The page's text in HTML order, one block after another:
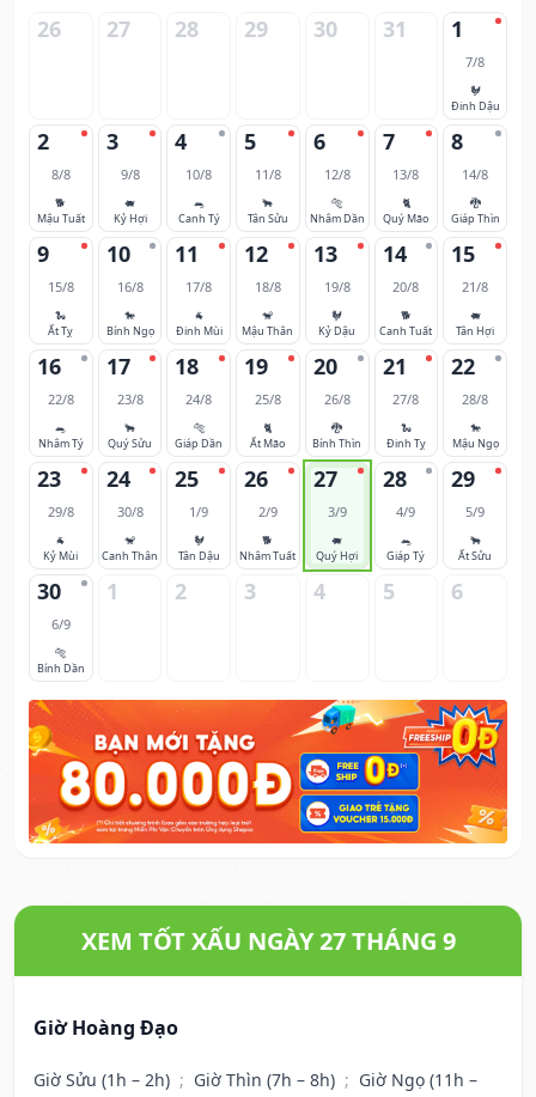
26 27 28 29 30 31 1
7/8
🐓
Đinh Dậu
2
8/8
🐕
Mậu Tuất
3
9/8
🐖
Kỷ Hợi
4
10/8
🐀
Canh Tý
5
11/8
🐂
Tân Sửu
6
12/8
🐅
Nhâm Dần
7
13/8
🐈
Quý Mão
8
14/8
🐉
Giáp Thìn
9
15/8
🐍
Ất Tỵ
10
16/8
🐎
Bính Ngọ
11
17/8
🐐
Đinh Mùi
12
18/8
🐒
Mậu Thân
13
19/8
🐓
Kỷ Dậu
14
20/8
🐕
Canh Tuất
15
21/8
🐖
Tân Hợi
16
22/8
🐀
Nhâm Tý
17
23/8
🐂
Quý Sửu
18
24/8
🐅
Giáp Dần
19
25/8
🐈
Ất Mão
20
26/8
🐉
Bính Thìn
21
27/8
🐍
Đinh Tỵ
22
28/8
🐎
Mậu Ngọ
23
29/8
🐐
Kỷ Mùi
24
30/8
🐒
Canh Thân
25
1/9
🐓
Tân Dậu
26
2/9
🐕
Nhâm Tuất
27
3/9
🐖
Quý Hợi
28
4/9
🐀
Giáp Tý
29
5/9
🐂
Ất Sửu
30
6/9
🐅
Bính Dần
1 2 3 4 5 6
XEM TỐT XẤU NGÀY 27 THÁNG 9
Giờ Hoàng Đạo
Giờ Sửu (1h – 2h) ; Giờ Thìn (7h – 8h) ; Giờ Ngọ (11h –